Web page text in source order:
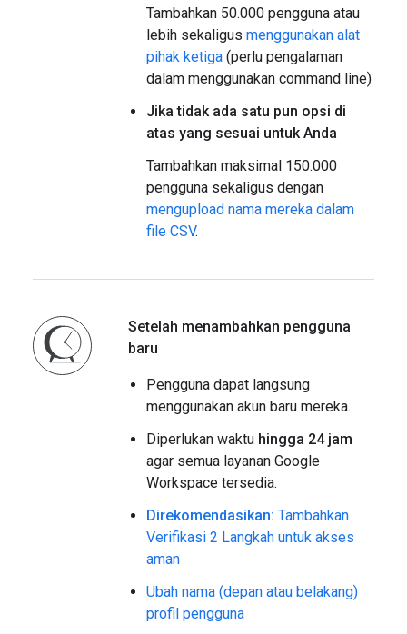
Tambahkan 50.000 pengguna atau
lebih sekaligus menggunakan alat
pihak ketiga (perlu pengalaman
dalam menggunakan command line)
Jika tidak ada satu pun opsi di
atas yang sesuai untuk Anda
Tambahkan maksimal 150.000
pengguna sekaligus dengan
mengupload nama mereka dalam
file CSV.
Setelah menambahkan pengguna
baru
Pengguna dapat langsung
menggunakan akun baru mereka.
Diperlukan waktu hingga 24 jam
agar semua layanan Google
Workspace tersedia.
Direkomendasikan: Tambahkan
Verifikasi 2 Langkah untuk akses
aman
Ubah nama (depan atau belakang)
profil pengguna